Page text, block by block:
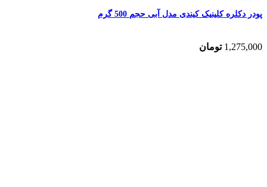
پودر دکلره کلینیک کیندی مدل آبی حجم 500 گرم
1,275,000 تومان